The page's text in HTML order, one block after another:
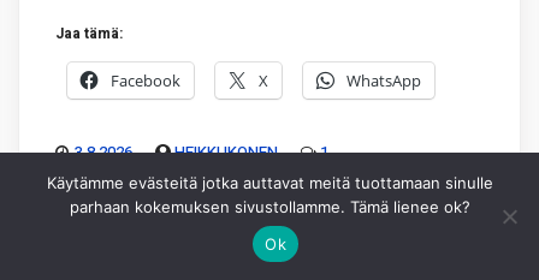
Jaa tämä:
Facebook X WhatsApp
3.8.2026 HEIKKI IKONEN 1
Käytämme evästeitä jotka auttavat meitä tuottamaan sinulle
parhaan kokemuksen sivustollamme. Tämä lienee ok?
Ok